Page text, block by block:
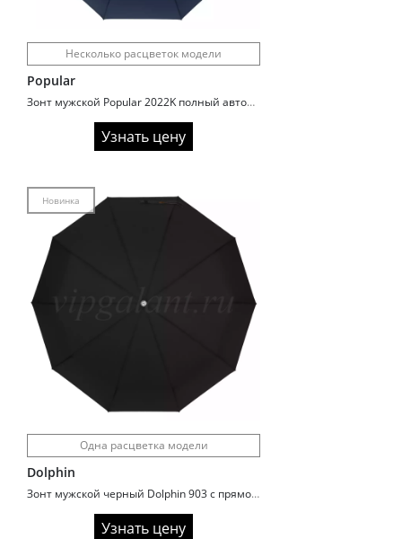
Несколько расцветок модели
Popular
Зонт мужской Popular 2022K полный автомат
Узнать цену
Новинка
Одна расцветка модели
Dolphin
Зонт мужской черный Dolphin 903 с прямой ручкой
Узнать цену